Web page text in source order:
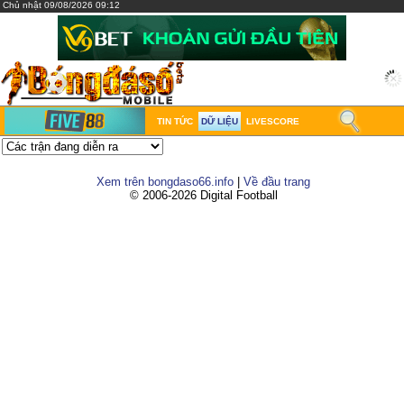
Chủ nhật 09/08/2026 09:12
TIN TỨC DỮ LIỆU LIVESCORE
Xem trên bongdaso66.info
Về đầu trang
© 2006-2026 Digital Football